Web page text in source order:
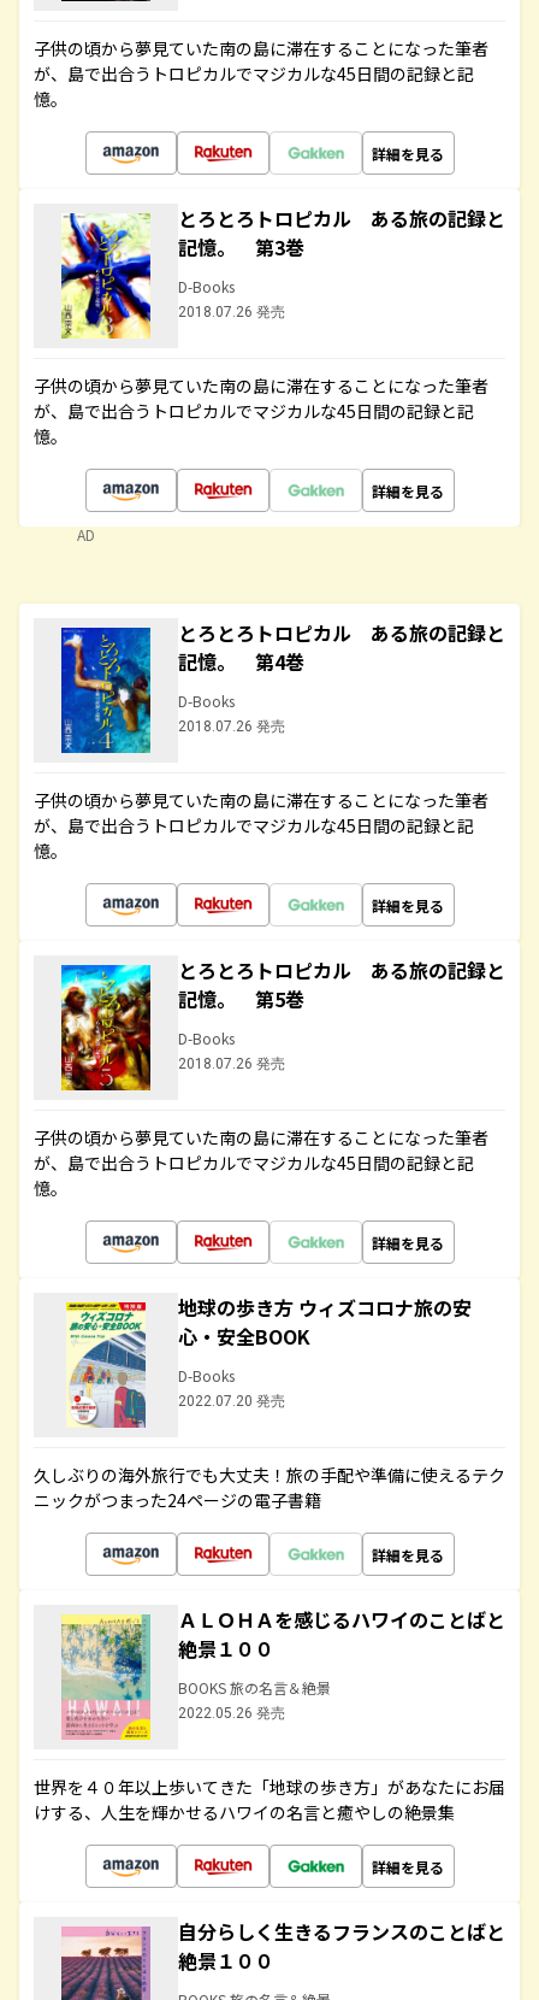
子供の頃から夢見ていた南の島に滞在することになった筆者
が、島で出合うトロピカルでマジカルな45日間の記録と記
憶。
詳細を見る
とろとろトロピカル ある旅の記録と
記憶。 第3巻
D-Books
2018.07.26 発売
子供の頃から夢見ていた南の島に滞在することになった筆者
が、島で出合うトロピカルでマジカルな45日間の記録と記
憶。
詳細を見る
AD
とろとろトロピカル ある旅の記録と
記憶。 第4巻
D-Books
2018.07.26 発売
子供の頃から夢見ていた南の島に滞在することになった筆者
が、島で出合うトロピカルでマジカルな45日間の記録と記
憶。
詳細を見る
とろとろトロピカル ある旅の記録と
記憶。 第5巻
D-Books
2018.07.26 発売
子供の頃から夢見ていた南の島に滞在することになった筆者
が、島で出合うトロピカルでマジカルな45日間の記録と記
憶。
詳細を見る
地球の歩き方 ウィズコロナ旅の安
心・安全BOOK
D-Books
2022.07.20 発売
久しぶりの海外旅行でも大丈夫！旅の手配や準備に使えるテク
ニックがつまった24ページの電子書籍
詳細を見る
ＡＬＯＨＡを感じるハワイのことばと
絶景１００
BOOKS 旅の名言＆絶景
2022.05.26 発売
世界を４０年以上歩いてきた「地球の歩き方」があなたにお届
けする、人生を輝かせるハワイの名言と癒やしの絶景集
詳細を見る
自分らしく生きるフランスのことばと
絶景１００